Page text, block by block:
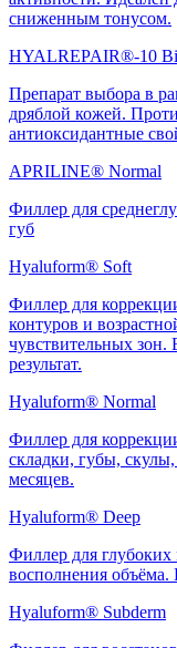
сниженным тонусом.
HYALREPAIR®-10
Препарат выбора в
дряблой кожей.
антиоксидантные
APRILINE® Normal
Филлер для
губ
Hyaluform® Soft
Филлер для
контуров и
чувствительных
результат.
Hyaluform® Normal
Филлер для
складки, губы,
месяцев.
Hyaluform® Deep
Филлер для
восполнения объёма.
Hyaluform® Subderm